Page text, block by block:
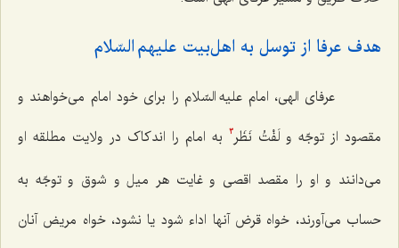
هدف عرفا از توسل به اهل‌بیت علیهم السّلام
عرفای الهی، امام علیه السّلام را برای خود امام می‌خواهند و
مقصود از توجّه و لَفْتُ نَظَر 3
به امام را اندکاک در ولایت مطلقه او
می‌دانند و او را مقصد اقصی و غایت هر میل و شوق و توجّه به
حساب می‌آورند، خواه قرض آنها اداء شود یا نشود، خواه مریض آنان